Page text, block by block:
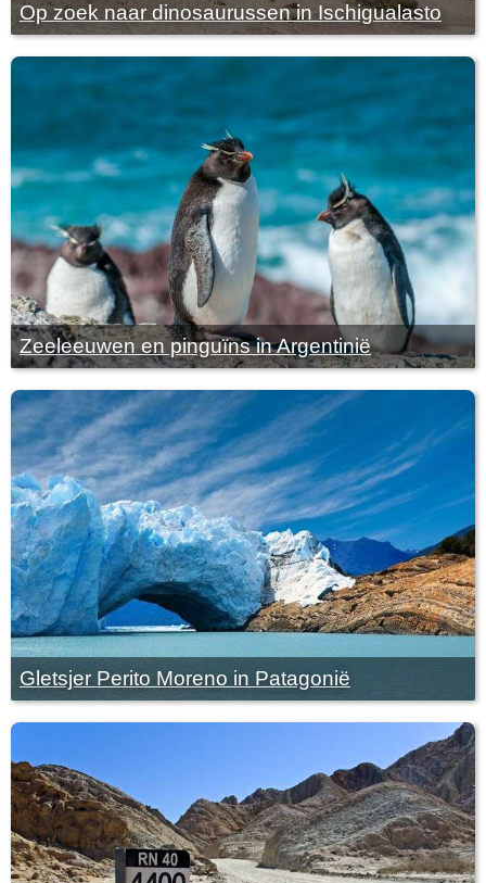
Op zoek naar dinosaurussen in Ischigualasto
Zeeleeuwen en pinguïns in Argentinië
Gletsjer Perito Moreno in Patagonië